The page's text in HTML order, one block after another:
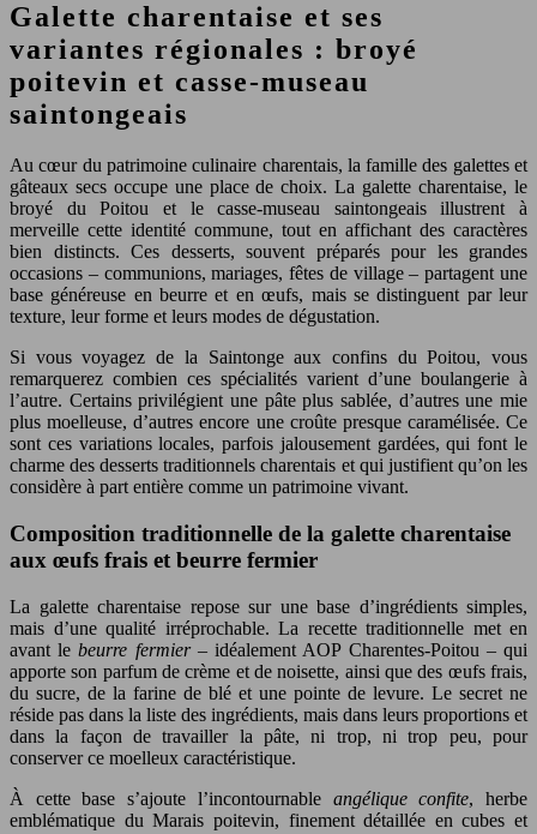
Galette charentaise et ses
variantes régionales : broyé
poitevin et casse-museau
saintongeais
Au cœur du patrimoine culinaire charentais, la famille des galettes et
gâteaux secs occupe une place de choix. La galette charentaise, le
broyé du Poitou et le casse-museau saintongeais illustrent à
merveille cette identité commune, tout en affichant des caractères
bien distincts. Ces desserts, souvent préparés pour les grandes
occasions – communions, mariages, fêtes de village – partagent une
base généreuse en beurre et en œufs, mais se distinguent par leur
texture, leur forme et leurs modes de dégustation.
Si vous voyagez de la Saintonge aux confins du Poitou, vous
remarquerez combien ces spécialités varient d’une boulangerie à
l’autre. Certains privilégient une pâte plus sablée, d’autres une mie
plus moelleuse, d’autres encore une croûte presque caramélisée. Ce
sont ces variations locales, parfois jalousement gardées, qui font le
charme des desserts traditionnels charentais et qui justifient qu’on les
considère à part entière comme un patrimoine vivant.
Composition traditionnelle de la galette charentaise
aux œufs frais et beurre fermier
La galette charentaise repose sur une base d’ingrédients simples,
mais d’une qualité irréprochable. La recette traditionnelle met en
avant lebeurre fermier– idéalement AOP Charentes-Poitou – qui
apporte son parfum de crème et de noisette, ainsi que des œufs frais,
du sucre, de la farine de blé et une pointe de levure. Le secret ne
réside pas dans la liste des ingrédients, mais dans leurs proportions et
dans la façon de travailler la pâte, ni trop, ni trop peu, pour
conserver ce moelleux caractéristique.
À cette base s’ajoute l’incontournable angélique confite, herbe
emblématique du Marais poitevin, finement détaillée en cubes et